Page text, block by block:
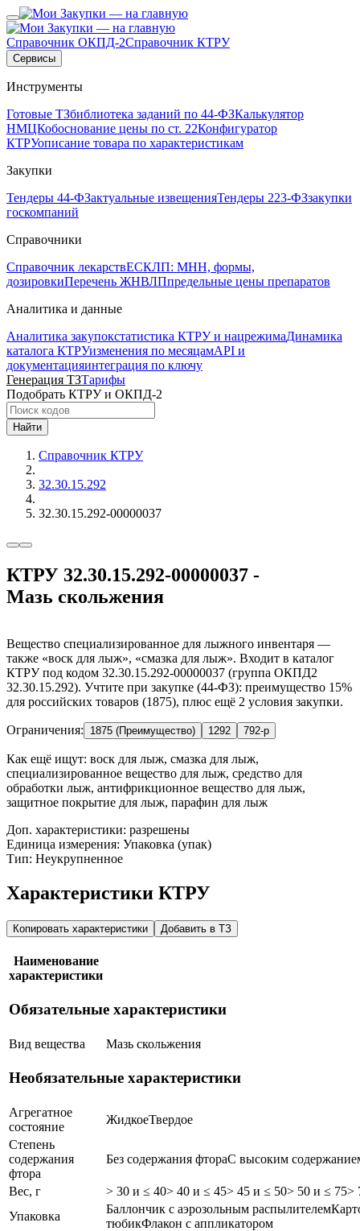
Справочник ОКПД-2Справочник КТРУ
Сервисы
Инструменты
Готовые ТЗбиблиотека заданий по 44-ФЗКалькулятор
НМЦКобоснование цены по ст. 22Конфигуратор
КТРУописание товара по характеристикам
Закупки
Тендеры 44-ФЗактуальные извещенияТендеры 223-ФЗзакупки
госкомпаний
Справочники
Справочник лекарствЕСКЛП: МНН, формы,
дозировкиПеречень ЖНВЛПпредельные цены препаратов
Аналитика и данные
Аналитика закупокстатистика КТРУ и нацрежимаДинамика
каталога КТРУизменения по месяцамAPI и
документацияинтеграция по ключу
Генерация ТЗТарифы
Подобрать КТРУ и ОКПД-2
Найти
Справочник КТРУ
32.30.15.292
32.30.15.292-00000037
КТРУ 32.30.15.292-00000037 -
Мазь скольжения
Вещество специализированное для лыжного инвентаря —
также «воск для лыж», «смазка для лыж». Входит в каталог
КТРУ под кодом 32.30.15.292-00000037 (группа ОКПД2
32.30.15.292). Учтите при закупке (44-ФЗ): преимущество 15%
для российских товаров (1875), плюс ещё 2 условия закупки.
Ограничения: 1875 (Преимущество) 1292 792-р
Как ещё ищут: воск для лыж, смазка для лыж,
специализированное вещество для лыж, средство для
обработки лыж, антифрикционное вещество для лыж,
защитное покрытие для лыж, парафин для лыж
Доп. характеристики: разрешены
Единица измерения: Упаковка (упак)
Тип: Неукрупненное
Характеристики КТРУ
Копировать характеристики Добавить в ТЗ
Наименование
характеристики
Обязательные характеристики
Вид вещества Мазь скольжения
Необязательные характеристики
Агрегатное
состояние
ЖидкоеТвердое
Степень
содержания
фтора
Без содержания фтораС высоким
Вес, г > 30 и ≤ 40> 40 и ≤ 45> 45 и ≤ 50> 50 и ≤ 75>
Упаковка
Баллончик с аэрозольным распылителем
тюбикФлакон с аппликатором